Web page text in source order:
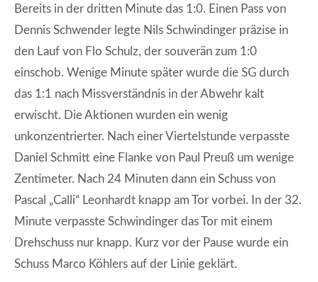
Bereits in der dritten Minute das 1:0. Einen Pass von
Dennis Schwender legte Nils Schwindinger präzise in
den Lauf von Flo Schulz, der souverän zum 1:0
einschob. Wenige Minute später wurde die SG durch
das 1:1 nach Missverständnis in der Abwehr kalt
erwischt. Die Aktionen wurden ein wenig
unkonzentrierter. Nach einer Viertelstunde verpasste
Daniel Schmitt eine Flanke von Paul Preuß um wenige
Zentimeter. Nach 24 Minuten dann ein Schuss von
Pascal „Calli“ Leonhardt knapp am Tor vorbei. In der 32.
Minute verpasste Schwindinger das Tor mit einem
Drehschuss nur knapp. Kurz vor der Pause wurde ein
Schuss Marco Köhlers auf der Linie geklärt.